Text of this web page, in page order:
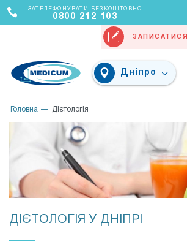
ЗАПИСАТИСЯ
Дніпро
ЗАТЕЛЕФОНУВАТИ БЕЗКОШТОВНО
0800 212 103
Головна Дієтологія
ДІЄТОЛОГІЯ У ДНІПРІ